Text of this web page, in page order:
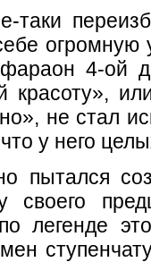
таки
огромную
4-ой
красоту»,
не стал
у него
пытался
своего
легенде